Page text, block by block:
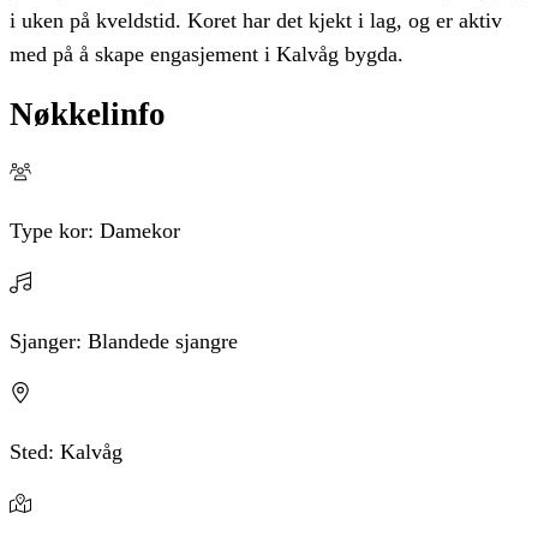
i uken på kveldstid. Koret har det kjekt i lag, og er aktiv
med på å skape engasjement i Kalvåg bygda.
Nøkkelinfo
Type kor: Damekor
Sjanger: Blandede sjangre
Sted: Kalvåg